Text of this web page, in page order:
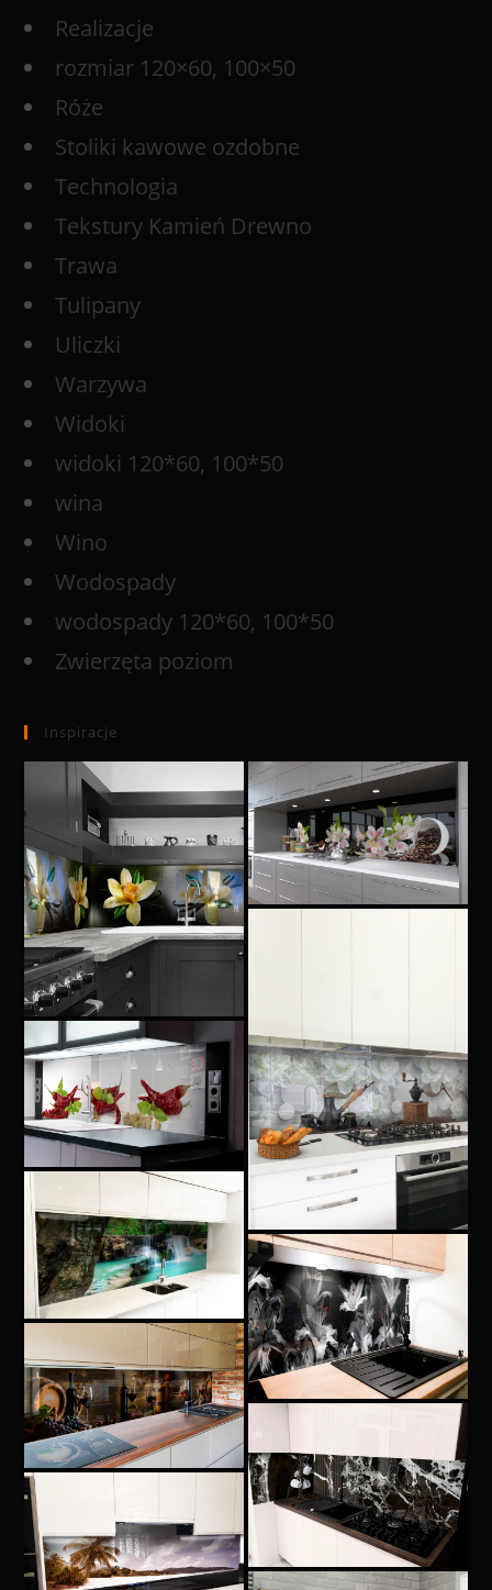
Realizacje
rozmiar 120×60, 100×50
Róże
Stoliki kawowe ozdobne
Technologia
Tekstury Kamień Drewno
Trawa
Tulipany
Uliczki
Warzywa
Widoki
widoki 120*60, 100*50
wina
Wino
Wodospady
wodospady 120*60, 100*50
Zwierzęta poziom
Inspiracje